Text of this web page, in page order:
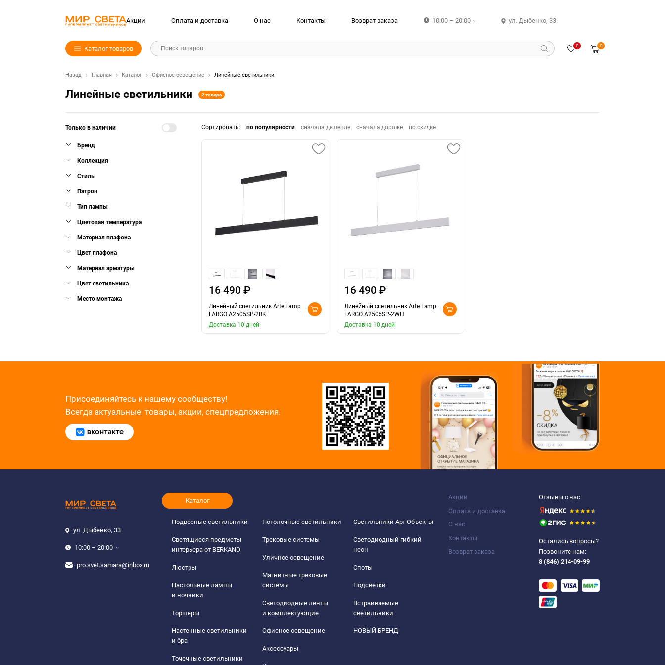
Акции Оплата и доставка О нас Контакты Возврат заказа 10:00 – 20:00 ул. Дыбенко, 33
Каталог товаров Поиск товаров 0 0
Назад Главная Каталог Офисное освещение Линейные светильники
Линейные светильники 2 товара
Только в наличии
Бренд
Коллекция
Стиль
Патрон
Тип лампы
Цветовая температура
Материал плафона
Цвет плафона
Материал арматуры
Цвет светильника
Место монтажа
Сортировать: по популярности сначала дешевле сначала дороже по скидке
16 490 ₽
Линейный светильник Arte Lamp
LARGO A2505SP-2BK
Доставка 10 дней
16 490 ₽
Линейный светильник Arte Lamp
LARGO A2505SP-2WH
Доставка 10 дней
Присоединяйтесь к нашему сообществу!
Всегда актуальные: товары, акции, спецпредложения.
ул. Дыбенко, 33
10:00 – 20:00
pro.svet.samara@inbox.ru
Акции
Оплата и доставка
О нас
Контакты
Возврат заказа
Каталог
Подвесные светильники
Светящиеся предметы
интерьера от BERKANO
Люстры
Настольные лампы
и ночники
Торшеры
Настенные светильники
и бра
Точечные светильники
Потолочные светильники
Трековые системы
Уличное освещение
Магнитные трековые
системы
Светодиодные ленты
и комплектующие
Офисное освещение
Аксессуары
Светильники Арт Объекты
Светодиодный гибкий
неон
Споты
Подсветки
Встраиваемые
светильники
НОВЫЙ БРЕНД
Отзывы о нас
Остались вопросы?
Позвоните нам:
8 (846) 214-09-99